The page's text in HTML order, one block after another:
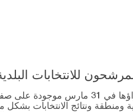
للانتخابات البلدية المحلية –
قائمة رؤساء البلديات المرشحين للانتخابات
للتحالفات التي أنشأتها الأحزاب التركية في 81